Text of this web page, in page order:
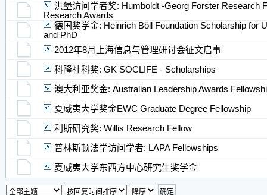
洪堡访问学者奖: Humboldt -Georg Forster Research
Research Awards
德国奖学金: Heinrich Böll Foundation Scholarship for
and PhD
2012年8月上海信息与管理研讨会征文启事
科隆社科奖: GK SOCLIFE - Scholarships
澳大利亚奖金: Australian Leadership Awards
夏威夷大学奖金EWC Graduate Degree Fellowship
利斯研究奖: Willis Research Fellow
普林斯顿法学访问学者: LAPA Fellowships
夏威夷大学东西方中心研究生奖学金